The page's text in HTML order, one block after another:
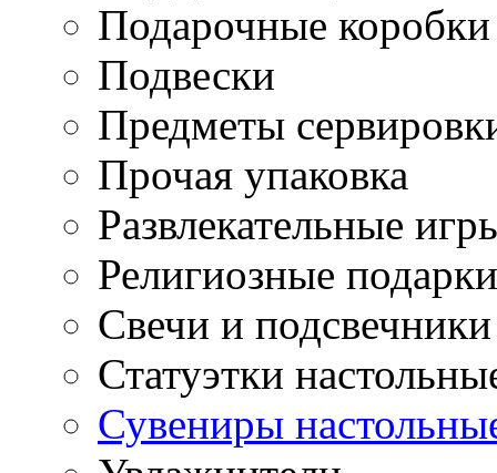
Подарочные коробки
Подвески
Предметы
Прочая упаковка
Развлекательные
Религиозные подарки
Свечи и подсвечники
Статуэтки
Сувениры